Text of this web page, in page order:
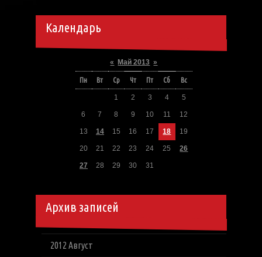
Календарь
« Май 2013 »
Пн Вт Ср Чт Пт Сб Вс
1 2 3 4 5
6 7 8 9 10 11 12
13 14 15 16 17 18 19
20 21 22 23 24 25 26
27 28 29 30 31
Архив записей
2012 Август